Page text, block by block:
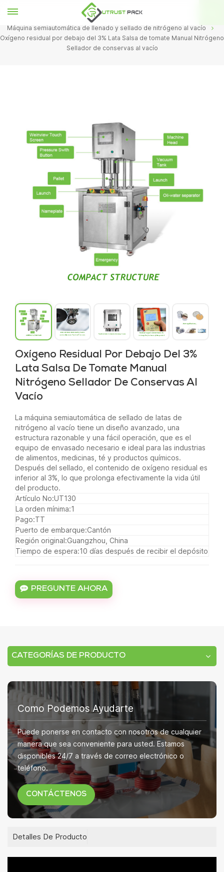
HOGAR
Máquina semiautomática de llenado y sellado de nitrógeno al vacío
Oxígeno residual por debajo del 3% Lata Salsa de tomate Manual Nitrógeno
Sellador de conservas al vacío
Oxígeno Residual Por Debajo Del 3%
Lata Salsa De Tomate Manual
Nitrógeno Sellador De Conservas Al
Vacío
La máquina semiautomática de sellado de latas de
nitrógeno al vacío tiene un diseño avanzado, una
estructura razonable y una fácil operación, que es el
equipo de envasado necesario e ideal para las industrias
de alimentos, medicinas, té y productos químicos.
Después del sellado, el contenido de oxígeno residual es
inferior al 3%, lo que prolonga efectivamente la vida útil
del producto.
Artículo No:UT130
La orden mínima:1
Pago:TT
Puerto de embarque:Cantón
Región original:Guangzhou, China
Tiempo de espera:10 días después de recibir el depósito
PREGUNTE AHORA
CATEGORÍAS DE PRODUCTO
Como Podemos Ayudarte
Puede ponerse en contacto con nosotros de cualquier
manera que sea conveniente para usted. Estamos
disponibles 24/7 a través de correo electrónico o
teléfono.
CONTÁCTENOS
Detalles De Producto